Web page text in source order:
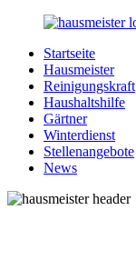
Zurück
Inhalt
Hausmeister.de
Alles
rund
Ihren
Haushalt
Startseite
Hausmeister
Reinigungskraft
Haushaltshilfe
Gärtner
Winterdienst
Stellenangebote
News